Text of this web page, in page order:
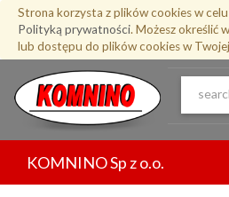
Przejdź
treści
Strona korzysta z plików cookies w celu
Polityką prywatności. Możesz określić
lub dostępu do plików cookies w
KOMNINO Sp z o.o.